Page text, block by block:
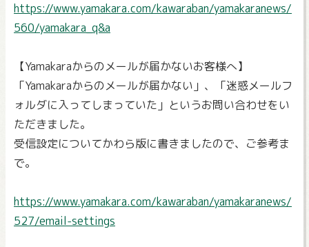
https://www.yamakara.com/kawaraban/yamakaranews/
560/yamakara_q&a
【Yamakaraからのメールが届かないお客様へ】
「Yamakaraからのメールが届かない」、「迷惑メールフ
ォルダに入ってしまっていた」というお問い合わせをい
ただきました。
受信設定についてかわら版に書きましたので、ご参考ま
で。
https://www.yamakara.com/kawaraban/yamakaranews/
527/email-settings